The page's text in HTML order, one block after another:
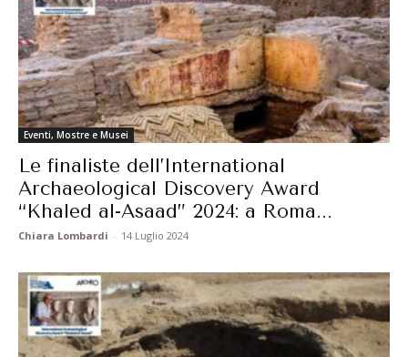
Eventi, Mostre e Musei
Le finaliste dell’International
Archaeological Discovery Award
“Khaled al-Asaad” 2024: a Roma...
Chiara Lombardi - 14 Luglio 2024